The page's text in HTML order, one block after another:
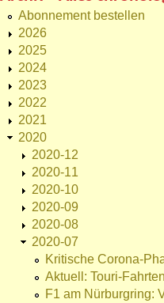
Abonnement bestellen
2026
2025
2024
2023
2022
2021
2020
2020-12
2020-11
2020-10
2020-09
2020-08
2020-07
Kritische Corona-
Aktuell: Touri-
F1 am Nürburgring: